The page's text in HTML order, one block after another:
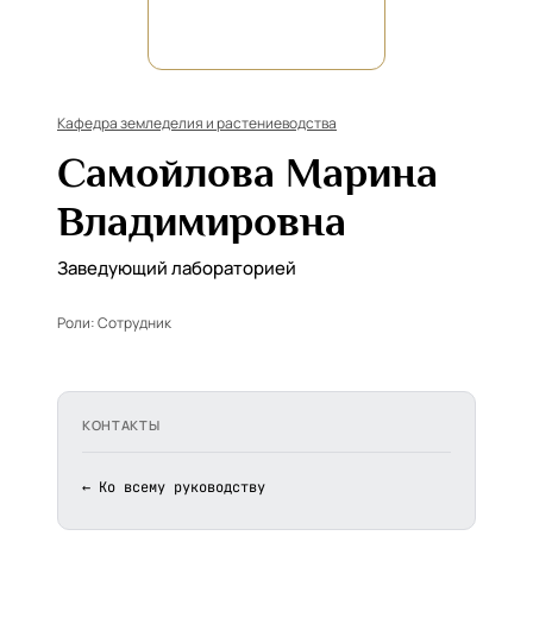
Кафедра земледелия и растениеводства
Самойлова Марина
Владимировна
Заведующий лабораторией
Роли:Сотрудник
КОНТАКТЫ
← Ко всему руководству